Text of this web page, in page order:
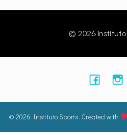
© 2026 Instituto
© 2026 Instituto Sports. Created with